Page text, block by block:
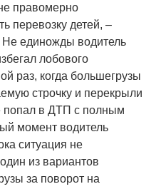
правомерно
перевозку детей, –
Не единожды водитель
лобового
раз, когда большегрузы
строчку и перекрыли
попал в ДТП с полным
момент водитель
ситуация не
из вариантов
за поворот на